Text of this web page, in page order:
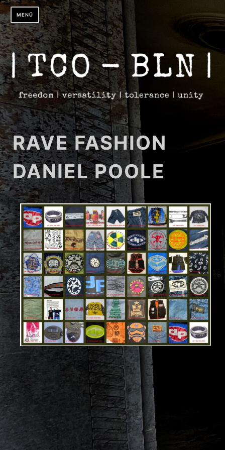
Zum
Inhalt
springen
MENÜ
RAVE FASHION
DANIEL POOLE